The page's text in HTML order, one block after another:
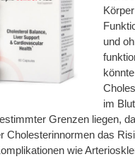
und
im
Grenzen liegen,
Cholesterinnormen das
wie